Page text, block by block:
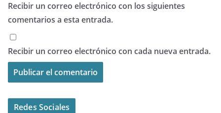
Recibir un correo electrónico con los siguientes
comentarios a esta entrada.
Recibir un correo electrónico con cada nueva entrada.
Redes Sociales